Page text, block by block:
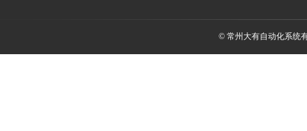
© 常州大有自动化系统